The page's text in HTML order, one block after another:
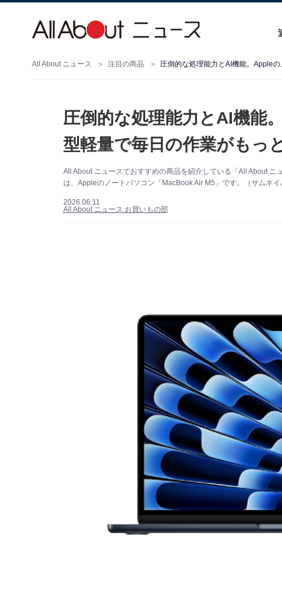
All About ニュース 注目の商品 圧倒的な処理能力とAI機能。Apple
圧倒的な処理能力とAI機能
型軽量で毎日の作業がもっ
All About ニュースでおすすめの商品を紹介している「All About
は、Appleのノートパソコン「MacBook Air M5」です。（サムネイ
2026.06.11
All About ニュース お買いもの部